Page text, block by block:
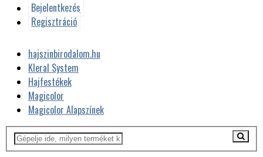
Bejelentkezés
Regisztráció
hajszinbirodalom.hu
Kleral System
Hajfestékek
Magicolor
Magicolor Alapszínek